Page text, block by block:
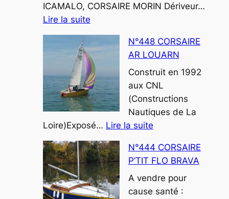
ICAMALO, CORSAIRE MORIN Dériveur…
Lire la suite:
CORSAIRE
MORIN
FRA
12091
N°448 CORSAIRE
AR LOUARN
Construit en 1992
aux CNL
(Constructions
Nautiques de La
Loire)Exposé… Lire la suite:
CORSAIRE
AR
LOUARN
N°444 CORSAIRE
P’TIT FLO BRAVA
A vendre pour
cause santé :